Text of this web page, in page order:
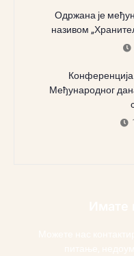
Одржана је
називом
Међународног